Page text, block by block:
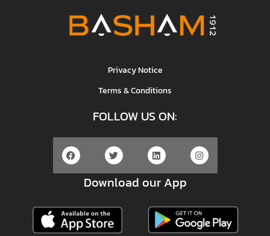
Privacy Notice
Terms & Conditions
FOLLOW US ON:
Download our App